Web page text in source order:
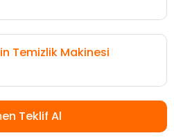
Temizlik Makinesi
Teklif Al